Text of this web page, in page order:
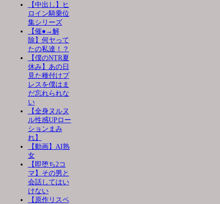
【中出し】ヒ
ロイン騎乗位
集シリーズ
【催●→解
除】何ヤって
たの私達！？
【僕のNTR夏
休み】あの日
見た種付けプ
レスを僕はま
だ忘れられな
い
【全身ヌルヌ
ル性感UPロー
ションまみ
れ】
【動画】AI熟
女
【即堕ち2コ
マ】その男と
会話してはい
けない
【原作リスペ